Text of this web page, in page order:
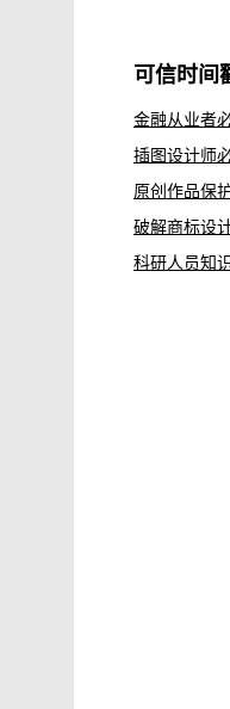
可信时间
原创作品保